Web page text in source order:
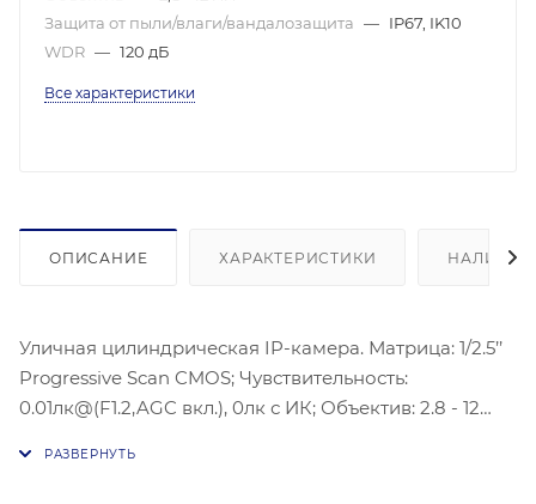
Защита от пыли/влаги/вандалозащита — IP67, IK10
WDR — 120 дБ
Все характеристики
ОПИСАНИЕ ХАРАКТЕРИСТИКИ НАЛИЧИЕ
Уличная цилиндрическая IP-камера. Матрица: 1/2.5’’
Progressive Scan CMOS; Чувствительность:
0.01лк@(F1.2,AGC вкл.), 0лк с ИК; Объектив: 2.8 - 12